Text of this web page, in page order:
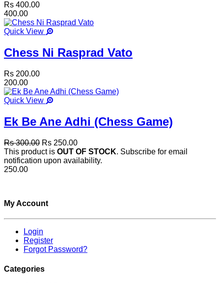
Rs 400.00
400.00
Quick View
Chess Ni Rasprad Vato
Rs 200.00
200.00
Quick View
Ek Be Ane Adhi (Chess Game)
Rs 300.00 Rs 250.00
This product is OUT OF STOCK. Subscribe for email
notification upon availability.
250.00
My Account
Login
Register
Forgot Password?
Categories